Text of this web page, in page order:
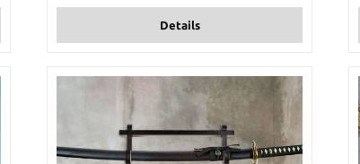
gesamte Länge Ihrer Bestellung legen Sie
durch die Anzahl dieses Artikels fest.
Nehmen Sie also diesen Artikel 7 mal in
Ihren Warenkorb, so erhalten Sie von uns 7
Meter Tsuka Ito. Selbstverständlich werden
wir die Tsuka Ito in einem Stück an Sie
versenden.
Details